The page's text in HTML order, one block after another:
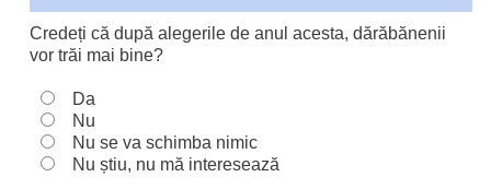
Credeți că după alegerile de anul acesta, dărăbănenii
vor trăi mai bine?
Da
Nu
Nu se va schimba nimic
Nu știu, nu mă interesează